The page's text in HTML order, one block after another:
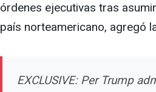
órdenes ejecutivas tras
país norteamericano, agregó
EXCLUSIVE: Per Trump